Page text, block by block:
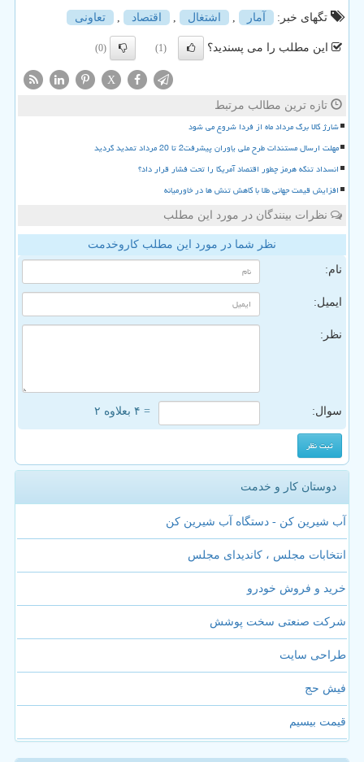
تگهای خبر:
آمار اشتغال اقتصاد تعاونی
این مطلب را می پسندید؟ (1)
(0)
X
تازه ترین مطالب مرتبط
شارژ کالا برگ مرداد ماه از فردا شروع می شود
مهلت ارسال مستندات طرح ملی یاوران پیشرفت2 تا 20 مرداد تمدید گردید
انسداد تنگه هرمز چطور اقتصاد آمریکا را تحت فشار قرار داد؟
افزایش قیمت جهانی طلا با کاهش تنش ها در خاورمیانه
نظرات بینندگان در مورد این مطلب
نظر شما در مورد این مطلب کاروخدمت
نام:
ایمیل:
نظر:
سوال: = ۴ بعلاوه ۲
دوستان کار و خدمت
آب شیرین کن - دستگاه آب شیرین کن
انتخابات مجلس ، کاندیدای مجلس
خرید و فروش خودرو
شرکت صنعتی سخت پوشش
طراحی سایت
فیش حج
قیمت بیسیم